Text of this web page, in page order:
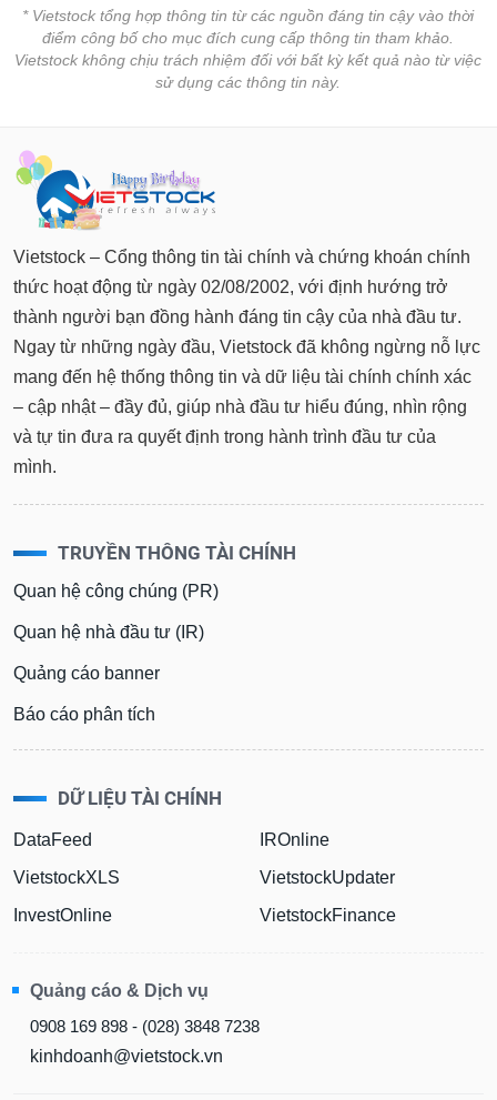
* Vietstock tổng hợp thông tin từ các nguồn đáng tin cậy vào thời
điểm công bố cho mục đích cung cấp thông tin tham khảo.
Vietstock không chịu trách nhiệm đối với bất kỳ kết quả nào từ việc
sử dụng các thông tin này.
Vietstock – Cổng thông tin tài chính và chứng khoán chính
thức hoạt động từ ngày 02/08/2002, với định hướng trở
thành người bạn đồng hành đáng tin cậy của nhà đầu tư.
Ngay từ những ngày đầu, Vietstock đã không ngừng nỗ lực
mang đến hệ thống thông tin và dữ liệu tài chính chính xác
– cập nhật – đầy đủ, giúp nhà đầu tư hiểu đúng, nhìn rộng
và tự tin đưa ra quyết định trong hành trình đầu tư của
mình.
TRUYỀN THÔNG TÀI CHÍNH
Quan hệ công chúng (PR)
Quan hệ nhà đầu tư (IR)
Quảng cáo banner
Báo cáo phân tích
DỮ LIỆU TÀI CHÍNH
DataFeed
VietstockXLS
InvestOnline
IROnline
VietstockUpdater
VietstockFinance
Quảng cáo & Dịch vụ
0908 169 898 - (028) 3848 7238
kinhdoanh@vietstock.vn